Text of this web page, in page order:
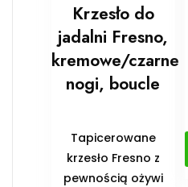
Krzesło do
jadalni Fresno,
kremowe/czarne
nogi, boucle
Tapicerowane
krzesło Fresno z
pewnością ożywi